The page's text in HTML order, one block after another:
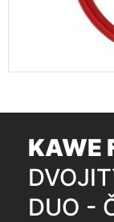
KAWE
DUO -